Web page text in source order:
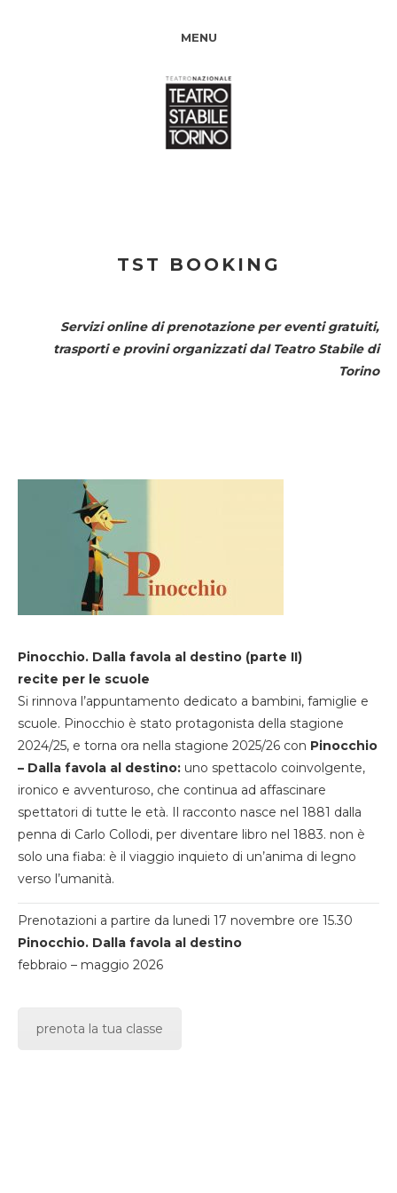
MENU
TST BOOKING
Servizi online di prenotazione per eventi gratuiti,
trasporti e provini organizzati dal Teatro Stabile di
Torino
Pinocchio. Dalla favola al destino (parte II)
recite per le scuole
Si rinnova l’appuntamento dedicato a bambini, famiglie e
scuole. Pinocchio è stato protagonista della stagione
2024/25, e torna ora nella stagione 2025/26 con Pinocchio
– Dalla favola al destino: uno spettacolo coinvolgente,
ironico e avventuroso, che continua ad affascinare
spettatori di tutte le età. Il racconto nasce nel 1881 dalla
penna di Carlo Collodi, per diventare libro nel 1883. non è
solo una fiaba: è il viaggio inquieto di un’anima di legno
verso l’umanità.
Prenotazioni a partire da lunedi 17 novembre ore 15.30
Pinocchio. Dalla favola al destino
febbraio – maggio 2026
prenota la tua classe